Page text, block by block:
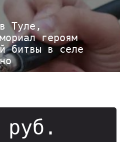
Туле,
героям
битвы в селе
руб.